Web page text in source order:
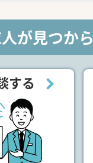
が見つか
する